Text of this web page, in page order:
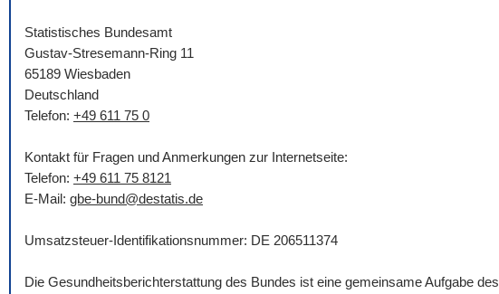
Statistisches Bundesamt
Gustav-Stresemann-Ring 11
65189 Wiesbaden
Deutschland
Telefon: +49 611 75 0
Kontakt für Fragen und Anmerkungen zur Internetseite:
Telefon: +49 611 75 8121
E-Mail: gbe-bund@destatis.de
Umsatzsteuer-Identifikationsnummer: DE 206511374
Die Gesundheitsberichterstattung des Bundes ist eine gemeinsame Aufgabe des